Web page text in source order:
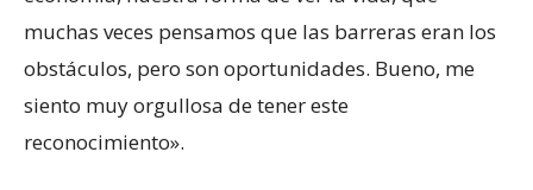
muchas veces pensamos que las barreras eran los
obstáculos, pero son oportunidades. Bueno, me
siento muy orgullosa de tener este
reconocimiento».